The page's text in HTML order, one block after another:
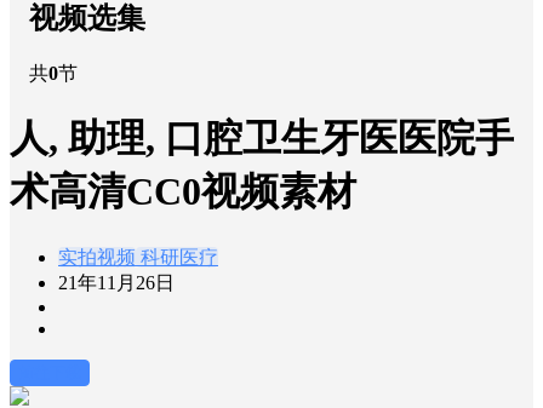
视频选集
共0节
人, 助理, 口腔卫生牙医医院手
术高清CC0视频素材
实拍视频 科研医疗
21年11月26日